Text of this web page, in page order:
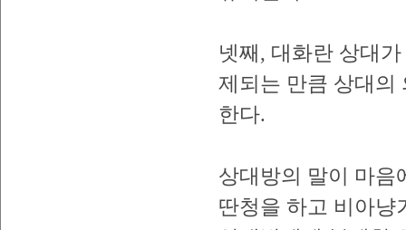
넷째, 대화란 상대
제되는 만큼 상대의
한다.
상대방의 말이 마음
딴청을 하고 비아냥